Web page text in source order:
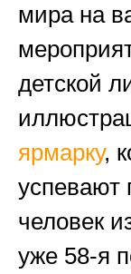
мира на
детской
ярмарку,
успевают
человек
уже 58-я